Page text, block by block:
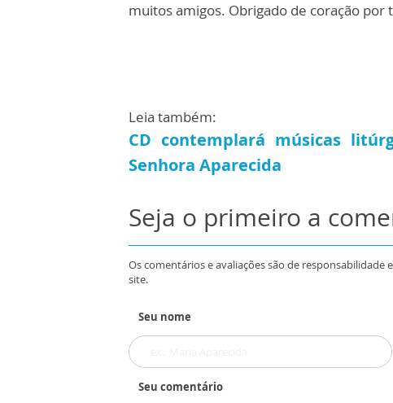
muitos amigos. Obrigado de coração por
Leia também:
CD contemplará músicas
Senhora Aparecida
Seja o primeiro a
Os comentários e avaliações são de
site.
Seu nome
Seu comentário